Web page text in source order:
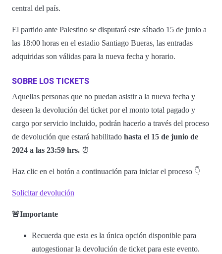
central del país.
El partido ante Palestino se disputará este sábado 15 de junio a
las 18:00 horas en el estadio Santiago Bueras, las entradas
adquiridas son válidas para la nueva fecha y horario.
SOBRE LOS TICKETS
Aquellas personas que no puedan asistir a la nueva fecha y
deseen la devolución del ticket por el monto total pagado y
cargo por servicio incluido, podrán hacerlo a través del proceso
de devolución que estará habilitado hasta el 15 de junio de
2024 a las 23:59 hrs. ⏰
Haz clic en el botón a continuación para iniciar el proceso 👇
Solicitar devolución
🚨Importante
Recuerda que esta es la única opción disponible para
autogestionar la devolución de ticket para este evento.